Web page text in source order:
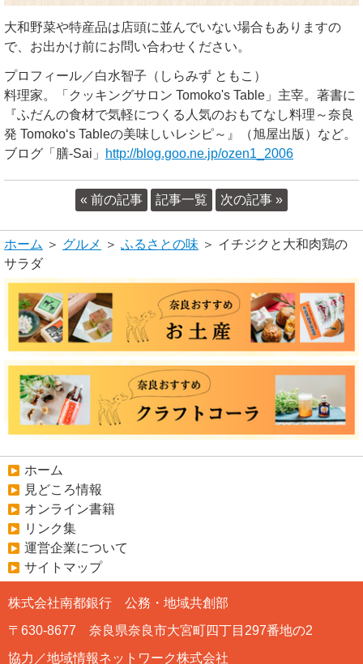
大和野菜や特産品は店頭に並んでいない場合もありますの
で、お出かけ前にお問い合わせください。
プロフィール／白水智子（しらみず ともこ）
料理家。「クッキングサロン Tomoko's Table」主宰。著書に
『ふだんの食材で気軽につくる人気のおもてなし料理～奈良
発 Tomoko‘s Tableの美味しいレシピ～』（旭屋出版）など。
ブログ「膳-Sai」
http://blog.goo.ne.jp/ozen1_2006
« 前の記事 記事一覧 次の記事 »
ホーム ＞ グルメ ＞ ふるさとの味 ＞ イチジクと大和肉鶏の
サラダ
ホーム
見どころ情報
オンライン書籍
リンク集
運営企業について
サイトマップ
株式会社南都銀行 公務・地域共創部
〒630-8677 奈良県奈良市大宮町四丁目297番地の2
協力／地域情報ネットワーク株式会社